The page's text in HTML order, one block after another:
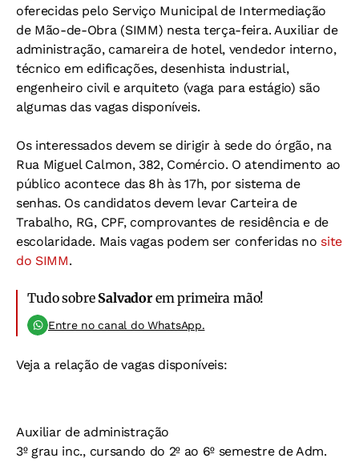
oferecidas pelo Serviço Municipal de Intermediação
de Mão-de-Obra (SIMM) nesta terça-feira. Auxiliar de
administração, camareira de hotel, vendedor interno,
técnico em edificações, desenhista industrial,
engenheiro civil e arquiteto (vaga para estágio) são
algumas das vagas disponíveis.
Os interessados devem se dirigir à sede do órgão, na
Rua Miguel Calmon, 382, Comércio. O atendimento ao
público acontece das 8h às 17h, por sistema de
senhas. Os candidatos devem levar Carteira de
Trabalho, RG, CPF, comprovantes de residência e de
escolaridade. Mais vagas podem ser conferidas no site
do SIMM.
Tudo sobre Salvadorem primeira mão!
Entre no canal do WhatsApp.
Veja a relação de vagas disponíveis:
Auxiliar de administração
3º grau inc., cursando do 2º ao 6º semestre de Adm.